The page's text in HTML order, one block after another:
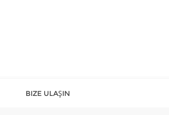
BIZE ULAŞIN